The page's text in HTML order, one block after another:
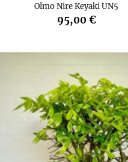
Olmo Nire Keyaki UN5
95,00 €